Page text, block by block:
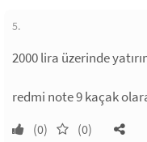
5.
2000 lira üzerinde
redmi note 9 kaçak
(0) (0)